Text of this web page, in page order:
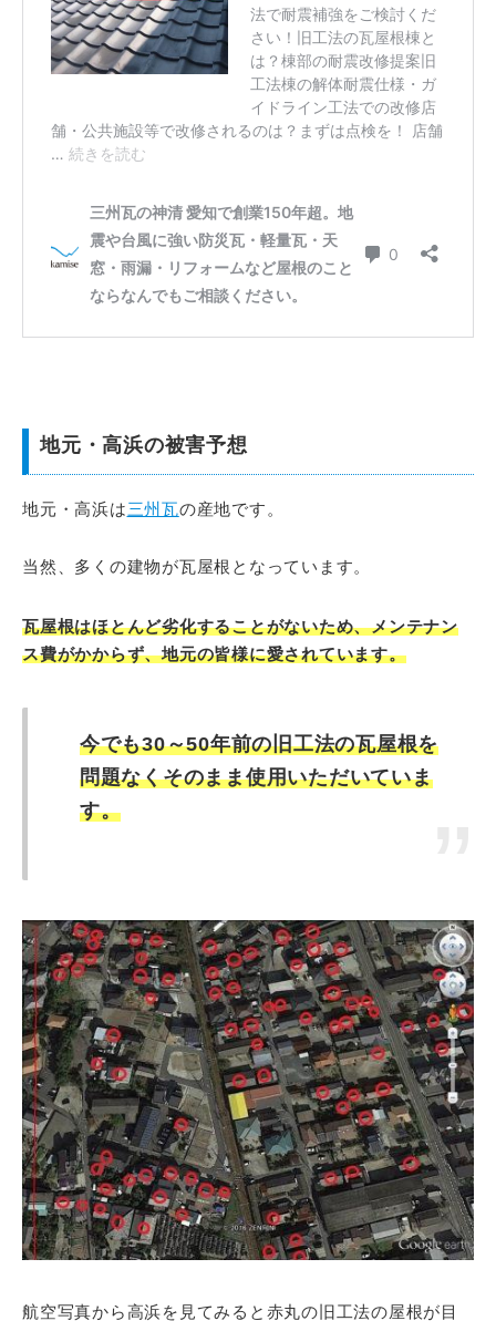
地元・高浜の被害予想
地元・高浜は三州瓦の産地です。
当然、多くの建物が瓦屋根となっています。
瓦屋根はほとんど劣化することがないため、メンテナン
ス費がかからず、地元の皆様に愛されています。
今でも30～50年前の旧工法の瓦屋根を
問題なくそのまま使用いただいていま
す。
航空写真から高浜を見てみると赤丸の旧工法の屋根が目